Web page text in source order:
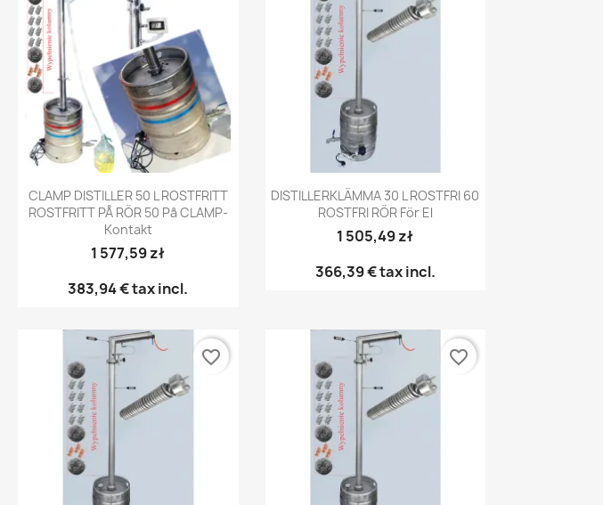
 Snabbvy
CLAMP DISTILLER 50 L ROSTFRITT
ROSTFRITT PÅ RÖR 50 På CLAMP-
Kontakt
1 577,59 zł
383,94 €tax incl.
Snabbvy
DISTILLERKLÄMMA 30 L ROSTFRI 60
ROSTFRI RÖR För El
1 505,49 zł
366,39 €tax incl.
favorite_border favorite_border